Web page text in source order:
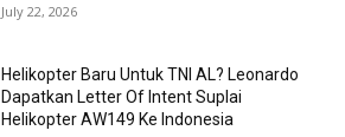
July 22, 2026
Helikopter Baru Untuk TNI AL? Leonardo
Dapatkan Letter Of Intent Suplai
Helikopter AW149 Ke Indonesia